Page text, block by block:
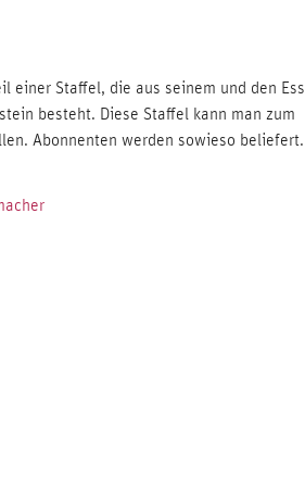
einer Staffel, die aus seinem und den
besteht. Diese Staffel kann man zum
Abonnenten werden sowieso beliefert.